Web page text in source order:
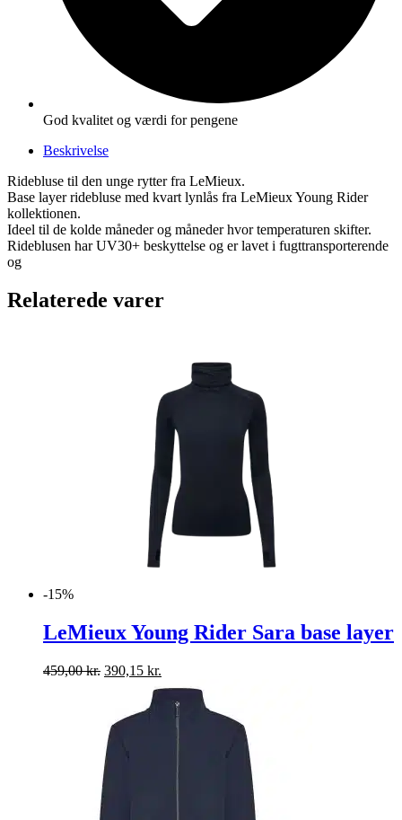
God kvalitet og værdi for pengene
Beskrivelse
Ridebluse til den unge rytter fra LeMieux.
Base layer ridebluse med kvart lynlås fra LeMieux Young Rider
kollektionen.
Ideel til de kolde måneder og måneder hvor temperaturen skifter.
Rideblusen har UV30+ beskyttelse og er lavet i fugttransporterende
og
Relaterede varer
-15%
LeMieux Young Rider Sara base layer
459,00kr. Den
oprindelige
var:
459,00 kr..
390,15 kr.
aktuelle
pris